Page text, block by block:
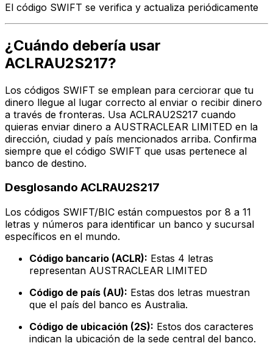
El código SWIFT se verifica y actualiza periódicamente
¿Cuándo debería usar
ACLRAU2S217?
Los códigos SWIFT se emplean para cerciorar que tu
dinero llegue al lugar correcto al enviar o recibir dinero
a través de fronteras. Usa ACLRAU2S217 cuando
quieras enviar dinero a AUSTRACLEAR LIMITED en la
dirección, ciudad y país mencionados arriba. Confirma
siempre que el código SWIFT que usas pertenece al
banco de destino.
Desglosando ACLRAU2S217
Los códigos SWIFT/BIC están compuestos por 8 a 11
letras y números para identificar un banco y sucursal
específicos en el mundo.
Código bancario (ACLR): Estas 4 letras
representan AUSTRACLEAR LIMITED
Código de país (AU): Estas dos letras muestran
que el país del banco es Australia.
Código de ubicación (2S): Estos dos caracteres
indican la ubicación de la sede central del banco.